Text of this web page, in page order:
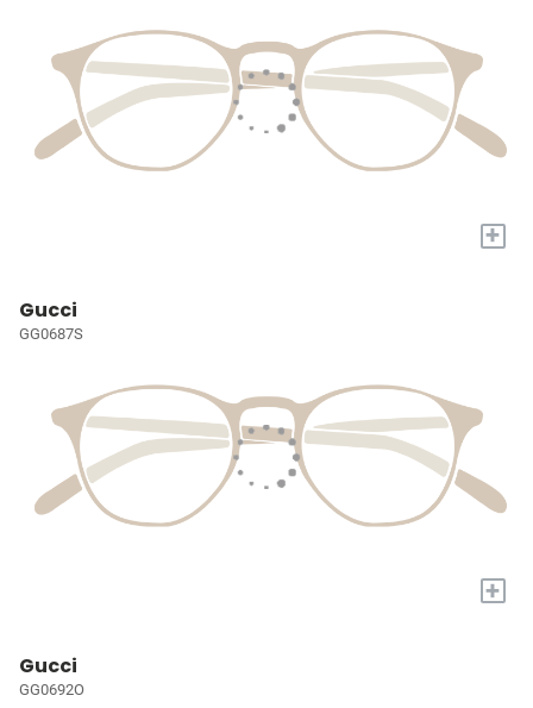
+
Gucci
GG0687S
+
Gucci
GG0692O